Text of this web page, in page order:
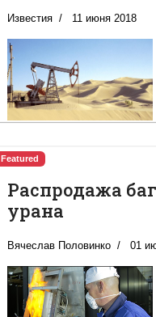
Известия 11 июня 2018
Featured
Распродажа
урана
Вячеслав Половинко 01